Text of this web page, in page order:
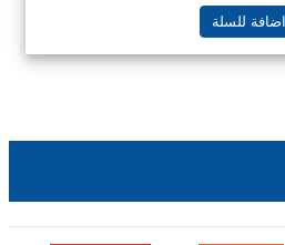
اضافة للسلة